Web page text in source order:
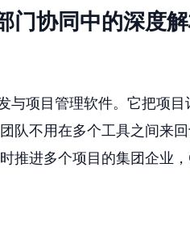
门协同中的深度
与项目管理软件。它把项
队不用在多个工具之间来
推进多个项目的集团企业